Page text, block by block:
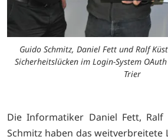
Guido Schmitz, Daniel Fett und Ralf
Sicherheitslücken im Login-System
Trier
Die Informatiker Daniel Fett,
Schmitz haben das weitverbreitete